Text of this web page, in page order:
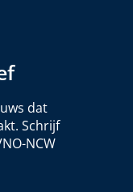
dat
Schrijf
NCW